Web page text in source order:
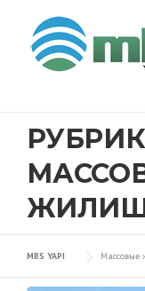
MBS YAPI Массовые